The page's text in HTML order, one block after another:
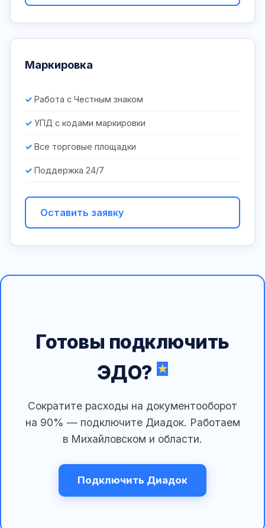
Маркировка
Работа с Честным знаком
УПД с кодами маркировки
Все торговые площадки
Поддержка 24/7
Оставить заявку
Готовы подключить
ЭДО?
Сократите расходы на документооборот
на 90% — подключите Диадок. Работаем
в Михайловском и области.
Подключить Диадок